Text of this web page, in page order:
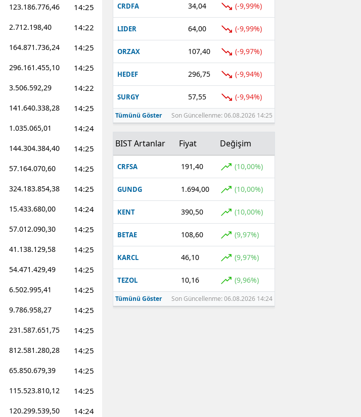
Kütahya
Malatya
Manisa
Kahramanmaraş
Mardin
Muğla
Muş
Nevşehir
Niğde
Ordu
Rize
Sakarya
123.186.776,46 14:25
2.712.198,40 14:22
164.871.736,24 14:25
296.161.455,10 14:25
3.506.592,29 14:22
141.640.338,28 14:25
1.035.065,01 14:24
144.304.384,40 14:25
57.164.070,60 14:25
324.183.854,38 14:25
15.433.680,00 14:24
57.012.090,30 14:25
41.138.129,58 14:25
54.471.429,49 14:25
6.502.995,41 14:25
9.786.958,27 14:25
231.587.651,75 14:25
812.581.280,28 14:25
65.850.679,39 14:25
115.523.810,12 14:25
120.299.539,50 14:24
CRDFA 34,04 (-9,99%)
LIDER 64,00 (-9,99%)
ORZAX 107,40 (-9,97%)
HEDEF 296,75 (-9,94%)
SURGY 57,55 (-9,94%)
Tümünü Göster Son Güncellenme: 06.08.2026 14:25
BIST Artanlar Fiyat Değişim
CRFSA 191,40 (10,00%)
GUNDG 1.694,00 (10,00%)
KENT 390,50 (10,00%)
BETAE 108,60 (9,97%)
KARCL 46,10 (9,97%)
TEZOL 10,16 (9,96%)
Tümünü Göster Son Güncellenme: 06.08.2026 14:24